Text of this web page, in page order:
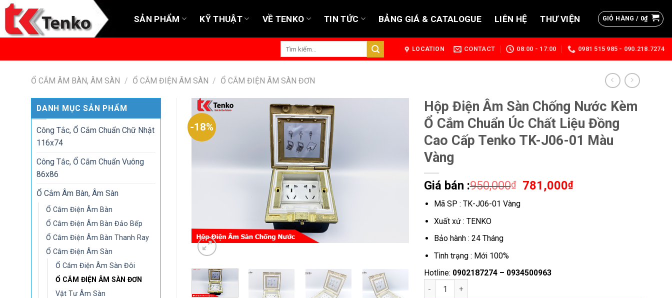
Skip
content
SẢN PHẨM KỸ THUẬT VỀ TENKO TIN TỨC BẢNG GIÁ & CATALOGUE LIÊN HỆ THƯ VIỆN GIỎ HÀNG / 0₫
Tìm
LOCATION CONTACT 08:00 - 17:00 0981 515 985 - 090.218.7274
Ổ CẮM ÂM BÀN, ÂM SÀN / Ổ CẮM ĐIỆN ÂM SÀN / Ổ CẮM ĐIỆN ÂM SÀN ĐƠN
DANH MỤC SẢN PHẨM
Công Tắc, Ổ Cắm Chuẩn Chữ Nhật
116x74
Công Tắc, Ổ Cắm Chuẩn Vuông
86x86
Ổ Cắm Âm Bàn, Âm Sàn
Ổ Cắm Điện Âm Bàn
Ổ Cắm Điện Âm Bàn Đảo Bếp
Ổ Cắm Điện Âm Bàn Thanh Ray
Ổ Cắm Điện Âm Sàn
Ổ Cắm Điện Âm Sàn Đôi
Ổ CẮM ĐIỆN ÂM SÀN ĐƠN
Vật Tư Âm Sàn
-18%
Hộp Điện Âm Sàn Chống Nước Kèm
Ổ Cắm Chuẩn Úc Chất Liệu Đồng
Cao Cấp Tenko TK-J06-01 Màu
Vàng
Giá bán :950,000₫
Giá
781,000₫Giá
Mã SP : TK-J06-01 Vàng
Xuất xứ : TENKO
Bảo hành : 24 Tháng
Tình trạng : Mới 100%
Hotline: 0902187274 – 0934500963
Hộp Điện Âm Sàn Chống Nước Kèm Ổ Cắm Chuẩn Úc Chất Liệu Đồng